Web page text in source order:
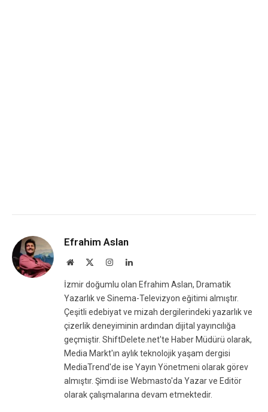
Efrahim Aslan
Website InstagramLinkedIn
İzmir doğumlu olan Efrahim Aslan, Dramatik
Yazarlık ve Sinema-Televizyon eğitimi almıştır.
Çeşitli edebiyat ve mizah dergilerindeki yazarlık ve
çizerlik deneyiminin ardından dijital yayıncılığa
geçmiştir. ShiftDelete.net'te Haber Müdürü olarak,
Media Markt'ın aylık teknolojik yaşam dergisi
MediaTrend'de ise Yayın Yönetmeni olarak görev
almıştır. Şimdi ise Webmasto'da Yazar ve Editör
olarak çalışmalarına devam etmektedir.